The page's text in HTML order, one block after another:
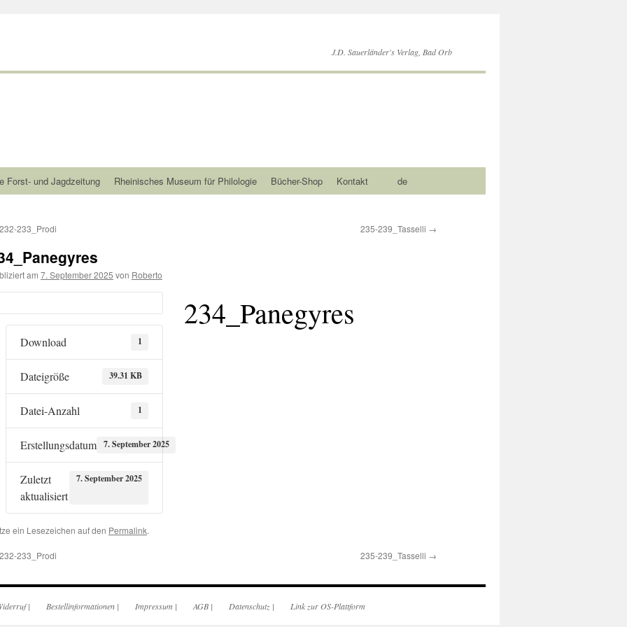
J.D. Sauerländer's Verlag, Bad Orb
Forst- und Jagdzeitung Rheinisches Museum für Philologie Bücher-Shop Kontakt de
232-233_Prodi 235-239_Tasselli →
am 7. September 2025 von Roberto
Download 1
Dateigröße 39.31 KB
Datei-Anzahl 1
Erstellungsdatum 7. September 2025
Zuletzt
aktualisiert
7. September 2025
234_Panegyres
ein Lesezeichen auf den Permalink.
232-233_Prodi 235-239_Tasselli →
| Bestellinformationen | Impressum | AGB | Datenschutz | Link zur OS-Plattform